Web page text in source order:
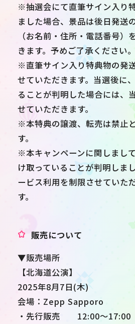
※抽選会にて直筆サイン入り
ました場合、景品は後日発送
（お名前・住所・電話番号）
きます。予めご了承ください。
※直筆サイン入り特典物の発
せていただきます。当選後に
ることが判明した場合には、
せていただきます。
※本特典の譲渡、転売は禁止
す。
※本キャンペーンに関しまし
け取っていることが判明しま
ービス利用を制限させていた
す。
販売について
▼販売場所
【北海道公演】
2025年8月7日(木)
会場：Zepp Sapporo
・先行販売 12:00～17:00